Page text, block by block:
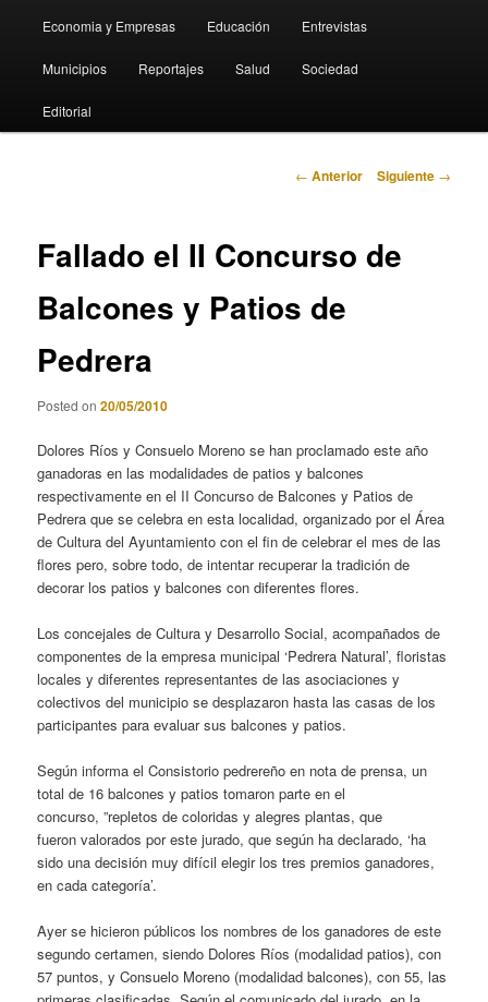
Economia y Empresas Educación Entrevistas
Municipios Reportajes Salud Sociedad
Editorial
Navegación
← Anterior Siguiente →
Fallado el II Concurso de
Balcones y Patios de
Pedrera
Posted on20/05/2010
Dolores Ríos y Consuelo Moreno se han proclamado este año
ganadoras en las modalidades de patios y balcones
respectivamente en el II Concurso de Balcones y Patios de
Pedrera que se celebra en esta localidad, organizado por el Área
de Cultura del Ayuntamiento con el fin de celebrar el mes de las
flores pero, sobre todo, de intentar recuperar la tradición de
decorar los patios y balcones con diferentes flores.
Los concejales de Cultura y Desarrollo Social, acompañados de
componentes de la empresa municipal ‘Pedrera Natural’, floristas
locales y diferentes representantes de las asociaciones y
colectivos del municipio se desplazaron hasta las casas de los
participantes para evaluar sus balcones y patios.
Según informa el Consistorio pedrereño en nota de prensa, un
total de 16 balcones y patios tomaron parte en el
concurso, ”repletos de coloridas y alegres plantas, que
fueron valorados por este jurado, que según ha declarado, ‘ha
sido una decisión muy difícil elegir los tres premios ganadores,
en cada categoría’.
Ayer se hicieron públicos los nombres de los ganadores de este
segundo certamen, siendo Dolores Ríos (modalidad patios), con
57 puntos, y Consuelo Moreno (modalidad balcones), con 55, las